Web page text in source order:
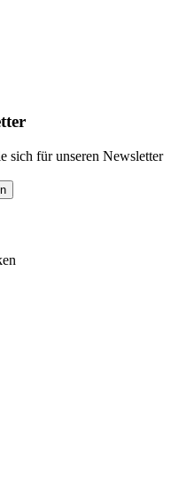
sich für unseren Newsletter